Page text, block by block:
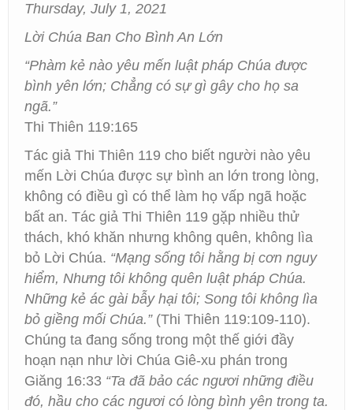
Thursday, July 1, 2021
Lời Chúa Ban Cho Bình An Lớn
“Phàm kẻ nào yêu mến luật pháp Chúa được
bình yên lớn; Chẳng có sự gì gây cho họ sa
ngã.”
Thi Thiên 119:165
Tác giả Thi Thiên 119 cho biết người nào yêu
mến Lời Chúa được sự bình an lớn trong lòng,
không có điều gì có thể làm họ vấp ngã hoặc
bất an. Tác giả Thi Thiên 119 gặp nhiều thử
thách, khó khăn nhưng không quên, không lìa
bỏ Lời Chúa. “Mạng sống tôi hằng bị cơn nguy
hiểm, Nhưng tôi không quên luật pháp Chúa.
Những kẻ ác gài bẫy hại tôi; Song tôi không lìa
bỏ giềng mối Chúa.”(Thi Thiên 119:109-110).
Chúng ta đang sống trong một thế giới đầy
hoạn nạn như lời Chúa Giê-xu phán trong
Giăng 16:33 “Ta đã bảo các ngươi những điều
đó, hầu cho các ngươi có lòng bình yên trong ta.